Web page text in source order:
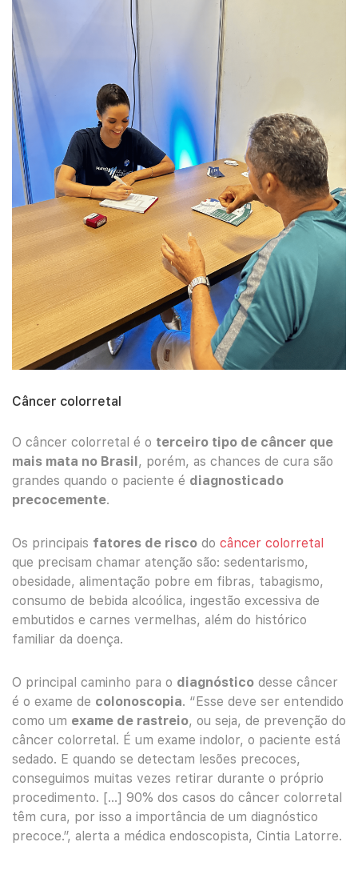
Câncer colorretal
O câncer colorretal é o terceiro tipo de câncer que
mais mata no Brasil, porém, as chances de cura são
grandes quando o paciente é diagnosticado
precocemente.
Os principais fatores de risco do câncer colorretal
que precisam chamar atenção são: sedentarismo,
obesidade, alimentação pobre em fibras, tabagismo,
consumo de bebida alcoólica, ingestão excessiva de
embutidos e carnes vermelhas, além do histórico
familiar da doença.
O principal caminho para o diagnóstico desse câncer
é o exame de colonoscopia. “Esse deve ser entendido
como um exame de rastreio, ou seja, de prevenção do
câncer colorretal. É um exame indolor, o paciente está
sedado. E quando se detectam lesões precoces,
conseguimos muitas vezes retirar durante o próprio
procedimento. […] 90% dos casos do câncer colorretal
têm cura, por isso a importância de um diagnóstico
precoce.”, alerta a médica endoscopista, Cintia Latorre.